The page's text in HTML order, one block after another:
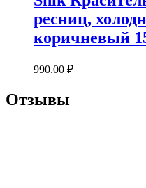
ресниц,
коричневый
990.00 ₽
Отзывы